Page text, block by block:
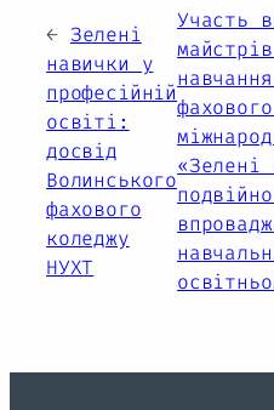
← Зелені
навички у
професійній
освіті:
досвід
Волинського
фахового
коледжу
НУХТ
Участь
«Зелені